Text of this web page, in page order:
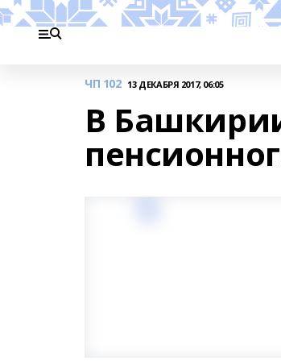
ЧП 102 13 ДЕКАБРЯ 2017, 06:05
В